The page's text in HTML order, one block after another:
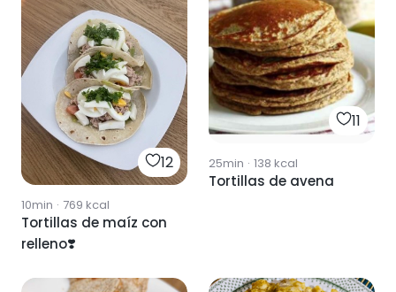
12
10min · 769 kcal
Tortillas de maíz con
relleno❣️
11
25min · 138 kcal
Tortillas de avena